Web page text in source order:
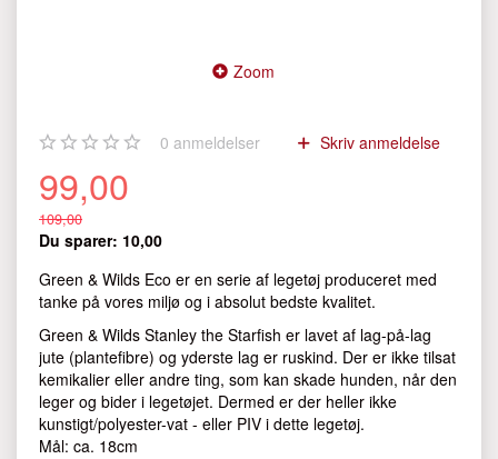
Zoom
0 anmeldelser Skriv anmeldelse
99,00
109,00
Du sparer: 10,00
Green & Wilds Eco er en serie af legetøj produceret med
tanke på vores miljø og i absolut bedste kvalitet.
Green & Wilds Stanley the Starfish er lavet af lag-på-lag
jute (plantefibre) og yderste lag er ruskind. Der er ikke tilsat
kemikalier eller andre ting, som kan skade hunden, når den
leger og bider i legetøjet. Dermed er der heller ikke
kunstigt/polyester-vat - eller PIV i dette legetøj.
Mål: ca. 18cm